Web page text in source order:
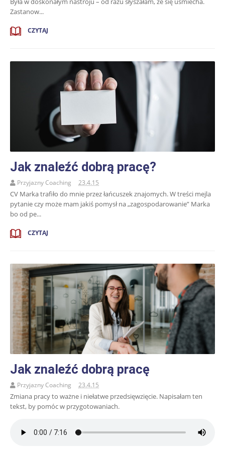
Zastanow...
CZYTAJ
Jak znaleźć dobrą pracę?
Przyjazny Coaching 23.4.15
CV Marka trafiło do mnie przez łańcuszek znajomych. W treści mejla
pytanie czy może mam jakiś pomysł na „zagospodarowanie” Marka
bo od pe...
CZYTAJ
Jak znaleźć dobrą pracę
Przyjazny Coaching 23.4.15
Zmiana pracy to ważne i niełatwe przedsięwzięcie. Napisałam ten
tekst, by pomóc w przygotowaniach.